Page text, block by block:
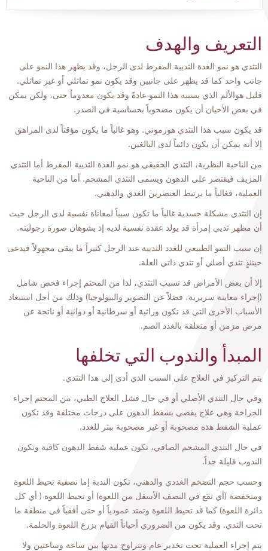
التعريف والهدف
التثدي هو نمو الغدة الثديية المفرط لدى الرجل، وقد يظهر هذا النمو على
جانب واحد كما قد يظهر على جانبين وقد يكون نمو تماثلي أو غير تماثلي.
قليل هوالألم الذي يسببه هذا النمو عادةً وقد يكون معدوماً حتى، ولكن يمكن
في بعض الأحيان أن يكون مصحوباً بحساسية في الصدر.
قد يكون سبب هذا التثدي هورموني. وهو غالباً ما يكون مؤقتاً لدى المراهق
إلا أنه يمكن أن يكون دائماً لدى البالغين.
من الناحية النظرية، التثدي الحقيقي هو نمو الغدة الثديية المفرط أما التثدي
المزيف فيقتصر على الدهون ويسمى التثدي المشحم. أما من الناحية
العملية، فغالباً ما يرتبط العنصرين الغدي والدهني.
إن التثدي مشكلة جسدية غالباً ما تكون سبباً لمعاناة نفسية لدى الرجل حيث
أن مظهر ثديي إمرأة قد يولد عقدة نفسية لديه إذ يشوهان صورة رجوليته.
إن سبب النمو الطبيعي للغدد الثديية عند الرجل كثيراً ما يبقى مجهولاً فيدعى
حينئذٍ تثدي أصلي أو تثدي ذاتي العلة.
إلا أن بعض الأمراض قد تسبب التثدي، لذا من المحتم إجراء فحص شامل
(إجراء معاينة سريرية، فضلاً عن التصوير والبيولوجيا) وذلك من أجل استبعاد
الأسباب الأخرى التي قد تكون وراثية أو سرطانية أو دوائية أو ناتجة عن
مرض مزمن أو متعلقة بالغدد الصم.
المبدأ والندوب التي تخلفها
يتم التركيز في العلاج على السبب الذي أدى إلى هذا التثدي.
وفي حال التثدي الأصلي أو في حال فشل العلاج الطبي، من المحتم إجراء
الجراحة وهي علاج يقضي بشفط الدهون على درجات مختلفة وقد تكون
عملية الشفط هذه مصحوبة أو غير مصحوبة ببتر للغدد.
في حال التثدي المشحم الصافي، تكون عملية شفط الدهون كافية وتكون
الندوب قليلة جداً.
وحسب حجم التضخم الغددي والدهني، تكون الندبة إما نصفية تحيط اللعوة
ومنخفضة (أي تقع في النصف الأسفل من اللعوة) أو تحيط اللعوة ( أي كل
دائرة اللعوة) كما قد تحيط اللعوة وتمتد عمودياً أو حتى أفقياً في منطقة ما
تحت الثدي. وقد يكون من الضروري أحياناً القيام بزرع اللعوة والحلمة.
يتم إجراء العملية تحت تخدير عام وتتراوح مدتها بين ساعة وساعتين ولا